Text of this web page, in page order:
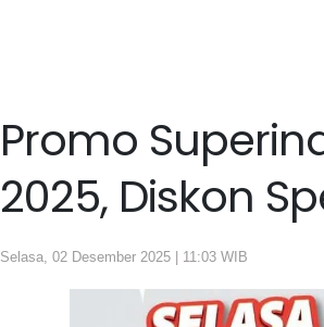
Promo
2025, Diskon
Selasa, 02 Desember 2025 | 11:03 WIB